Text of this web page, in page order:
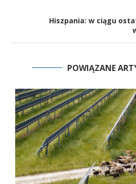
Hiszpania: w ciągu
POWIĄZANE